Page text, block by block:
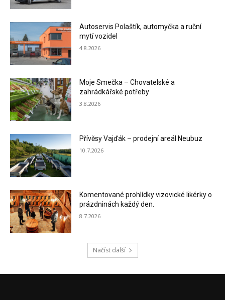
Autoservis Polaštík, automyčka a ruční
mytí vozidel
4.8.2026
Moje Smečka – Chovatelské a
zahrádkářské potřeby
3.8.2026
Přívěsy Vajďák – prodejní areál Neubuz
10.7.2026
Komentované prohlídky vizovické likérky o
prázdninách každý den.
8.7.2026
Načíst další